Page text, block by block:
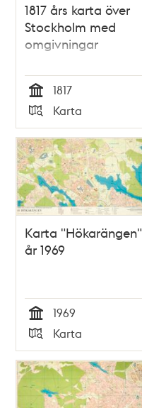
1817 års karta över
Stockholm med
omgivningar
Tid
1817
Typ
Karta
Karta "Hökarängen"
år 1969
Tid
1969
Typ
Karta